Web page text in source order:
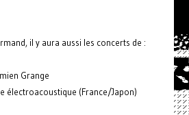
il y aura aussi les concerts de :
Grange
électroacoustique (France/Japon)